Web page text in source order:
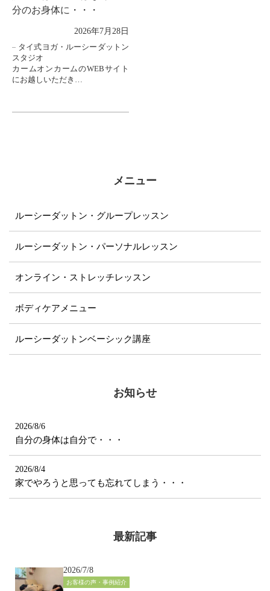
分のお身体に・・・
2026年7月28日
タイ式ヨガ・ルーシーダットン
スタジオ
カームオンカームのWEBサイト
にお越しいただき
ルーシーダットンには
メニュー
ルーシーダットン・グループレッスン
ルーシーダットン・パーソナルレッスン
オンライン・ストレッチレッスン
ボディケアメニュー
ルーシーダットンベーシック講座
お知らせ
2026/8/6
自分の身体は自分で・・・
2026/8/4
家でやろうと思っても忘れてしまう・・・
最新記事
2026/7/8
お客様の声・事例紹介